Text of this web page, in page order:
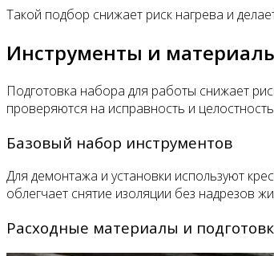
Такой подбор снижает риск нагрева и
Инструменты и
Подготовка набора для работы снижает
проверяются на исправность и
Базовый набор инструментов
Для демонтажа и установки используют
облегчает снятие изоляции без надрезов
Расходные материалы и